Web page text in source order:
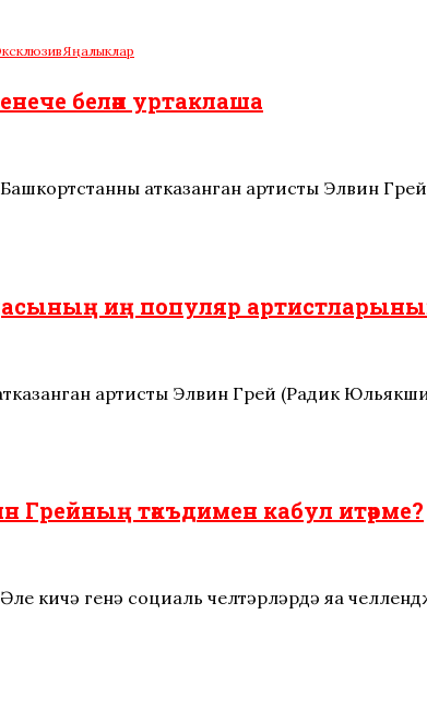
Яңалыклар
белән уртаклаша
атказанган артисты Элвин
иң популяр
артисты Элвин Грей (Радик
Грейның тәкъдимен кабул итәрме?
кичә генә социаль челтәрләрдә яңа